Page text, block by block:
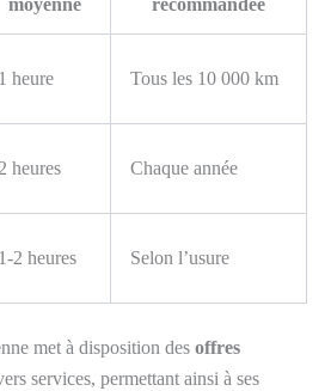
moyenne recommandée
1 heure Tous les 10 000 km
2 heures Chaque année
1-2 heures Selon l’usure
met à disposition des offres
services, permettant ainsi à ses